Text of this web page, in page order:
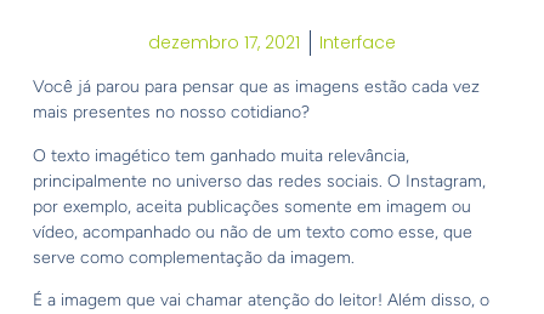
dezembro 17, 2021 Interface
Você já parou para pensar que as imagens estão cada vez
mais presentes no nosso cotidiano?
O texto imagético tem ganhado muita relevância,
principalmente no universo das redes sociais. O Instagram,
por exemplo, aceita publicações somente em imagem ou
vídeo, acompanhado ou não de um texto como esse, que
serve como complementação da imagem.
É a imagem que vai chamar atenção do leitor! Além disso, o